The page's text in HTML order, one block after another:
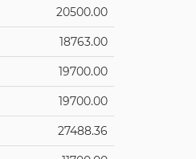
20500.00
18763.00
19700.00
19700.00
27488.36